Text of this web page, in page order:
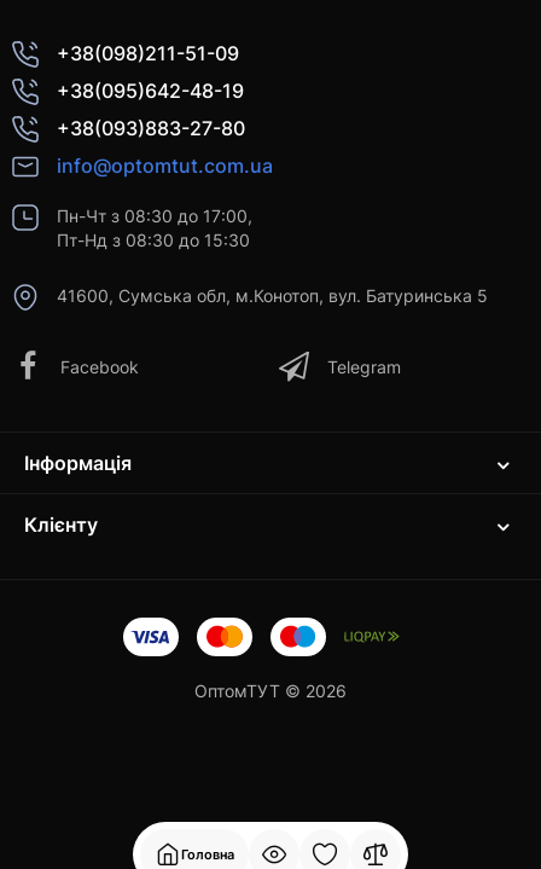
Головна
+38(098)211-51-09
+38(095)642-48-19
+38(093)883-27-80
info@optomtut.com.ua
Пн-Чт з 08:30 до 17:00,
Пт-Нд з 08:30 до 15:30
41600, Сумська обл, м.Конотоп, вул. Батуринська 5
Facebook Telegram
Інформація
Клієнту
ОптомТУТ © 2026